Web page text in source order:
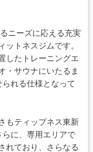
ニーズに応える充実
ットネスジムです。
したトレーニングエ
・サウナにいたるま
れる仕様となって
もティップネス東新
に、専用エリアで
れており、さらなる